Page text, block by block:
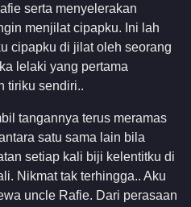
serta menyelerakan
menjilat cipapku. Ini lah
cipapku di jilat oleh seorang
lelaki yang pertama
tiriku sendiri..
tangannya terus meramas
satu sama lain bila
setiap kali biji kelentitku di
Nikmat tak terhingga.. Aku
uncle Rafie. Dari perasaan